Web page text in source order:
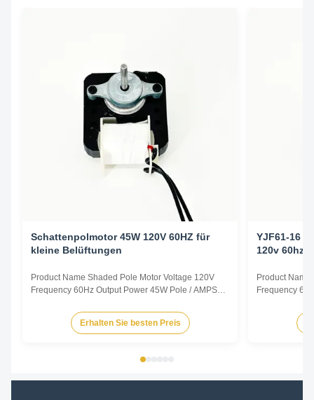
Schattenpolmotor 45W 120V 60HZ für
kleine Belüftungen
Product Name Shaded Pole Motor Voltage 120V
Frequency 60Hz Output Power 45W Pole / AMPS
Class B Power Factor / Other protection
THERMALLY PROTECTED Key Parameters Model
Erhalten Sie besten Preis
YJF61-16
120v 60hz
Product
Frequency
Class B
THERMALLY